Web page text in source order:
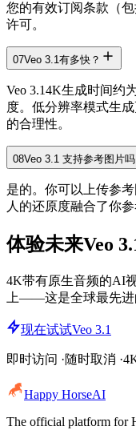
您的有效订阅条款（
许可。
07Veo 3.1有多快？
Veo 3.14K生成时间约
度。低分辨率模式生
的合理性。
08Veo 3.1 支持参考图片吗
是的。你可以上传参
人的还原度融合了你
体验未来Veo
4K带有原生音频的AI
上——这是全球最先进
现在试试Veo 3.1
即时访问 ·随时取消
Happy HorseAI
The official platform for